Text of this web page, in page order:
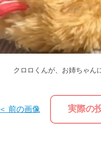
クロロくんが、お姉ちゃん
＜ 前の画像 実際の